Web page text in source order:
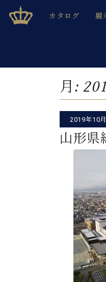
ベヒシュタインジャパン公
BECHSTEIN JAPAN Official
カタログ
C.ベヒシュ
C.ベヒ
C.ベヒシュタ
展
趣味から本格的に学ぶ方
ホール・スタジオレン
ホール・スタジオ空き
動画収録サービス
ピアノのコンシェルジュ
セントラム東京のご案
月:
2019年10
山形県